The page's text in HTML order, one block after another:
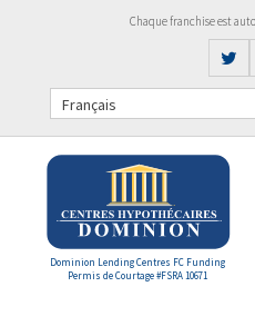
Chaque franchise est
Français
Dominion Lending Centres FC Funding
Permis de Courtage #FSRA 10671